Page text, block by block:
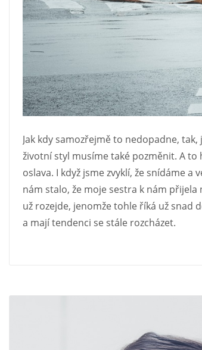
Jak kdy samozřejmě to nedopadne,
životní styl musíme také pozměnit. A to
oslava. I když jsme zvyklí, že snídáme
nám stalo, že moje sestra k nám
už rozejde, jenomže tohle říká už snad
a mají tendenci se stále rozcházet.